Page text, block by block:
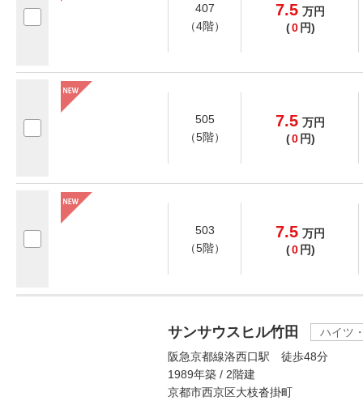
407
（4階）
7.5 万円
(0 円)
505
（5階）
7.5 万円
(0 円)
503
（5階）
7.5 万円
(0 円)
サンサウスヒル竹田
ハイツ
阪急京都線洛西口駅 徒歩48分
1989年築 / 2階建
京都市西京区大枝沓掛町